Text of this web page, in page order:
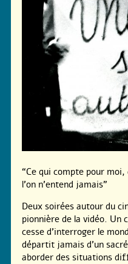
“Ce qui compte pour moi,
l’on n’entend jamais”
Deux soirées autour du
pionnière de la vidéo. Un
cesse d’interroger le
départit jamais d’un
aborder des situations